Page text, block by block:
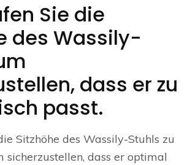
Sie die
des Wassily-
dass er zu
passt.
Sitzhöhe des Wassily-Stuhls zu
sicherzustellen, dass er optimal